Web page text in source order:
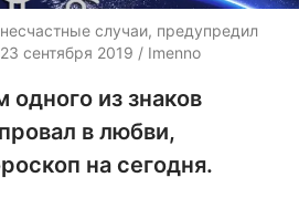
случаи, предупредил
сентября 2019 / Imenno
одного из знаков
в любви,
на сегодня.